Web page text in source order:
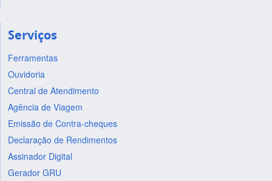
Serviços
Ferramentas
Ouvidoria
Central de Atendimento
Agência de Viagem
Emissão de Contra-cheques
Declaração de Rendimentos
Assinador Digital
Gerador GRU